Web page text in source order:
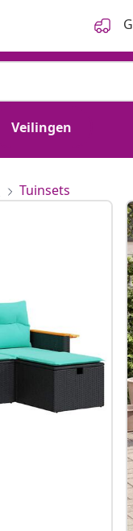
Veilingen
Tuinsets